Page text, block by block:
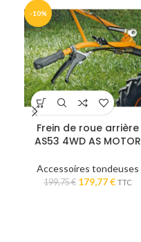
-10%
Frein de roue arrière
AS53 4WD AS MOTOR
Accessoires tondeuses
199,75€ Le
179,77€Le
TTC